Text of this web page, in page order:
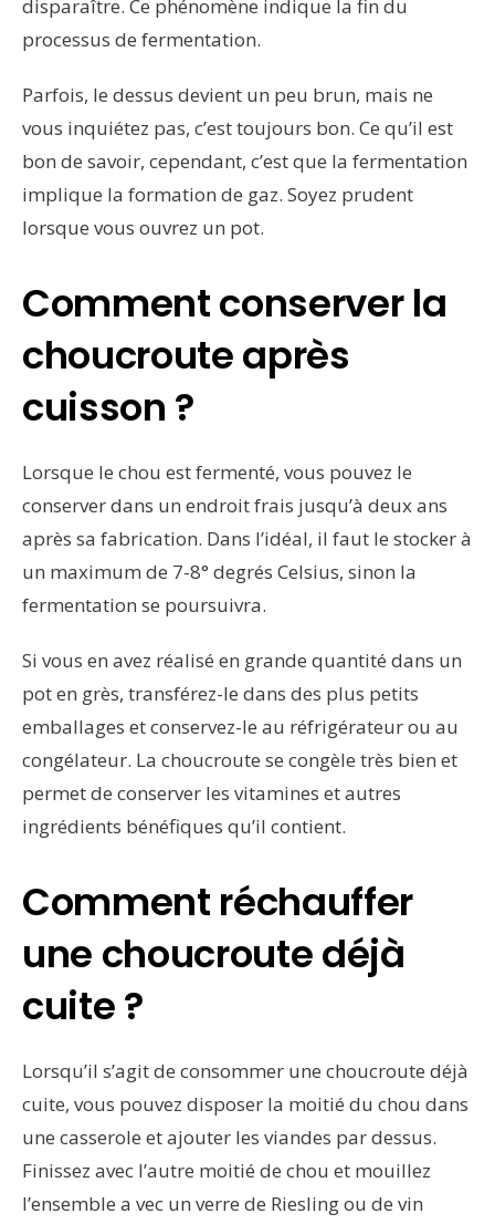
disparaître. Ce phénomène indique la fin du
processus de fermentation.
Parfois, le dessus devient un peu brun, mais ne
vous inquiétez pas, c’est toujours bon. Ce qu’il est
bon de savoir, cependant, c’est que la fermentation
implique la formation de gaz. Soyez prudent
lorsque vous ouvrez un pot.
Comment conserver la
choucroute après
cuisson ?
Lorsque le chou est fermenté, vous pouvez le
conserver dans un endroit frais jusqu’à deux ans
après sa fabrication. Dans l’idéal, il faut le stocker à
un maximum de 7-8° degrés Celsius, sinon la
fermentation se poursuivra.
Si vous en avez réalisé en grande quantité dans un
pot en grès, transférez-le dans des plus petits
emballages et conservez-le au réfrigérateur ou au
congélateur. La choucroute se congèle très bien et
permet de conserver les vitamines et autres
ingrédients bénéfiques qu’il contient.
Comment réchauffer
une choucroute déjà
cuite ?
Lorsqu’il s’agit de consommer une choucroute déjà
cuite, vous pouvez disposer la moitié du chou dans
une casserole et ajouter les viandes par dessus.
Finissez avec l’autre moitié de chou et mouillez
l’ensemble a vec un verre de Riesling ou de vin